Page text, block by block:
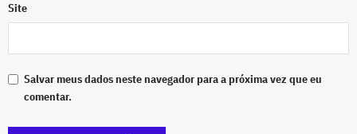
Site
Salvar meus dados neste navegador para a próxima vez que eu
comentar.